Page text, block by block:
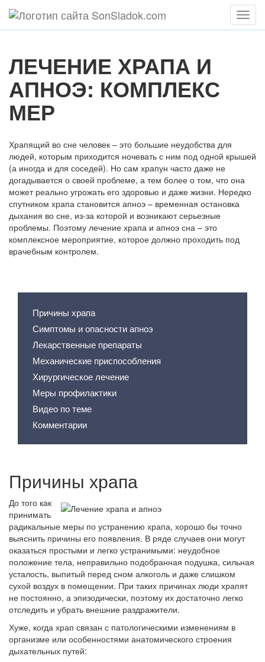
Меню
ЛЕЧЕНИЕ ХРАПА И
АПНОЭ: КОМПЛЕКС
МЕР
Храпящий во сне человек – это большие неудобства для
людей, которым приходится ночевать с ним под одной крышей
(а иногда и для соседей). Но сам храпун часто даже не
догадывается о своей проблеме, а тем более о том, что она
может реально угрожать его здоровью и даже жизни. Нередко
спутником храпа становится апноэ – временная остановка
дыхания во сне, из-за которой и возникают серьезные
проблемы. Поэтому лечение храпа и апноэ сна – это
комплексное мероприятие, которое должно проходить под
врачебным контролем.
Причины храпа
Симптомы и опасности апноэ
Лекарственные препараты
Механические приспособления
Хирургическое лечение
Меры профилактики
Видео по теме
Комментарии
Причины храпа
До того как
принимать
радикальные меры по устранению храпа, хорошо бы точно
выяснить причины его появления. В ряде случаев они могут
оказаться простыми и легко устранимыми: неудобное
положение тела, неправильно подобранная подушка, сильная
усталость, выпитый перед сном алкоголь и даже слишком
сухой воздух в помещении. При таких причинах люди храпят
не постоянно, а эпизодически, поэтому их достаточно легко
отследить и убрать внешние раздражители.
Хуже, когда храп связан с патологическими изменениям в
организме или особенностями анатомического строения
дыхательных путей: